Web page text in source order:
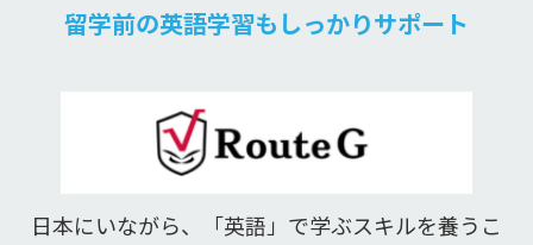
留学前の英語学習もしっかりサポート
日本にいながら、「英語」で学ぶスキルを養うこ